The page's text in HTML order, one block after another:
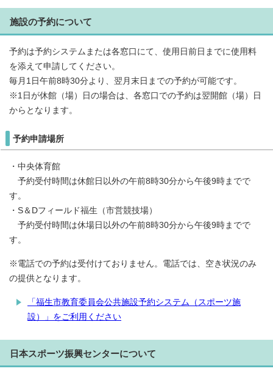
施設の予約について
予約は予約システムまたは各窓口にて、使用日前日までに使用料
を添えて申請してください。
毎月1日午前8時30分より、翌月末日までの予約が可能です。
※1日が休館（場）日の場合は、各窓口での予約は翌開館（場）日
からとなります。
予約申請場所
・中央体育館
予約受付時間は休館日以外の午前8時30分から午後9時までで
す。
・S＆Dフィールド福生（市営競技場）
予約受付時間は休場日以外の午前8時30分から午後9時までで
す。
※電話での予約は受付けておりません。電話では、空き状況のみ
の提供となります。
「福生市教育委員会公共施設予約システム（スポーツ施
設）」をご利用ください
日本スポーツ振興センターについて